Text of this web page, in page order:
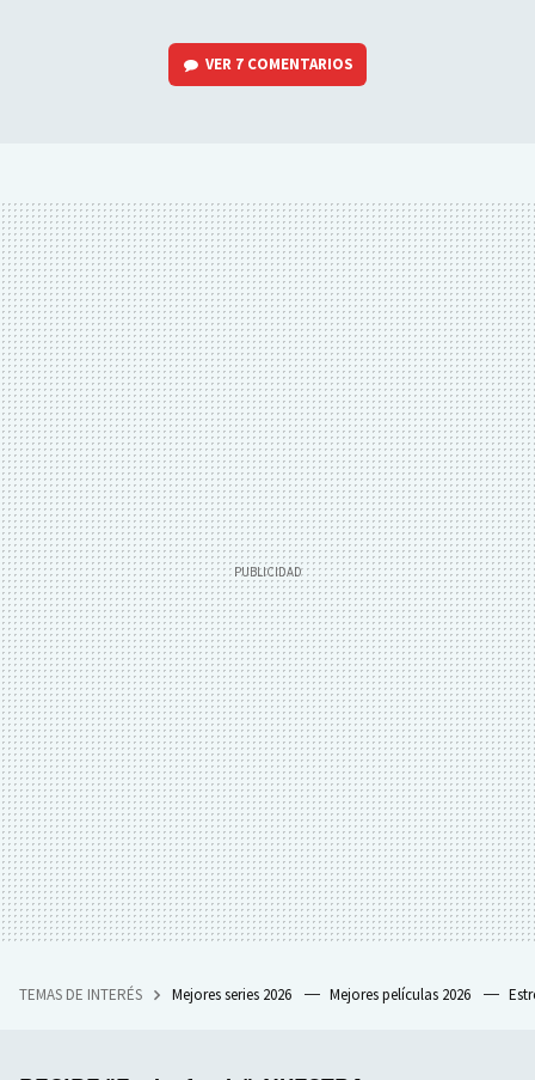
VER 7 COMENTARIOS
TEMAS DE INTERÉS Mejores series 2026 Mejores películas 2026